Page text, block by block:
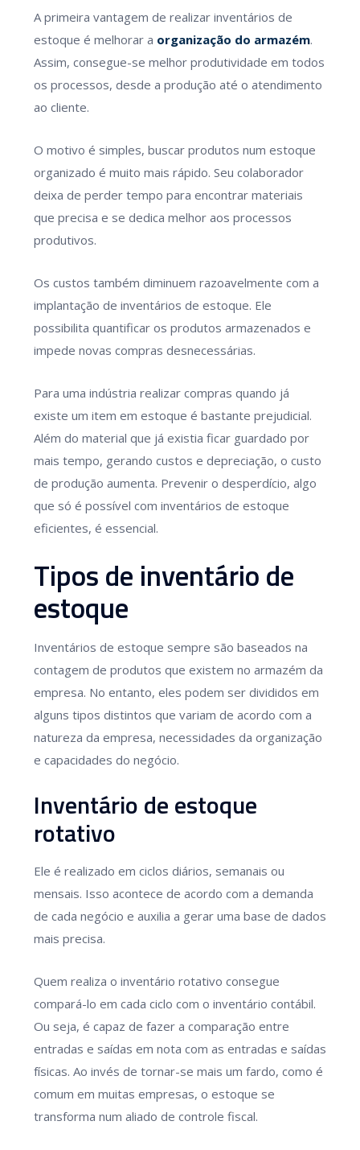
A primeira vantagem de realizar inventários de
estoque é melhorar a organização do armazém.
Assim, consegue-se melhor produtividade em todos
os processos, desde a produção até o atendimento
ao cliente.
O motivo é simples, buscar produtos num estoque
organizado é muito mais rápido. Seu colaborador
deixa de perder tempo para encontrar materiais
que precisa e se dedica melhor aos processos
produtivos.
Os custos também diminuem razoavelmente com a
implantação de inventários de estoque. Ele
possibilita quantificar os produtos armazenados e
impede novas compras desnecessárias.
Para uma indústria realizar compras quando já
existe um item em estoque é bastante prejudicial.
Além do material que já existia ficar guardado por
mais tempo, gerando custos e depreciação, o custo
de produção aumenta. Prevenir o desperdício, algo
que só é possível com inventários de estoque
eficientes, é essencial.
Tipos de inventário de
estoque
Inventários de estoque sempre são baseados na
contagem de produtos que existem no armazém da
empresa. No entanto, eles podem ser divididos em
alguns tipos distintos que variam de acordo com a
natureza da empresa, necessidades da organização
e capacidades do negócio.
Inventário de estoque
rotativo
Ele é realizado em ciclos diários, semanais ou
mensais. Isso acontece de acordo com a demanda
de cada negócio e auxilia a gerar uma base de dados
mais precisa.
Quem realiza o inventário rotativo consegue
compará-lo em cada ciclo com o inventário contábil.
Ou seja, é capaz de fazer a comparação entre
entradas e saídas em nota com as entradas e saídas
físicas. Ao invés de tornar-se mais um fardo, como é
comum em muitas empresas, o estoque se
transforma num aliado de controle fiscal.